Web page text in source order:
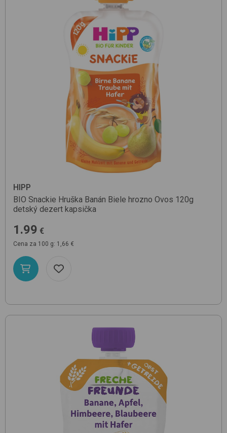
HIPP
BIO Snackie Hruška Banán Biele hrozno Ovos 120g
detský dezert kapsička
1.99 €
Cena za 100 g: 1,66 €